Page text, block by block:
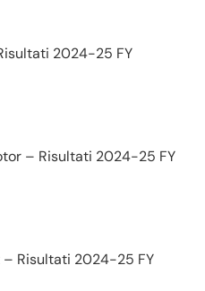
2024-25 FY
– Risultati 2024-25 FY
– Risultati 2024-25 FY